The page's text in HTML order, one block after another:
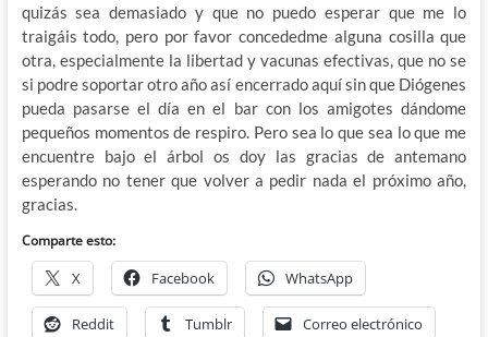
quizás sea demasiado y que no puedo esperar que me lo
traigáis todo, pero por favor concededme alguna cosilla que
otra, especialmente la libertad y vacunas efectivas, que no se
si podre soportar otro año así encerrado aquí sin que Diógenes
pueda pasarse el día en el bar con los amigotes dándome
pequeños momentos de respiro. Pero sea lo que sea lo que me
encuentre bajo el árbol os doy las gracias de antemano
esperando no tener que volver a pedir nada el próximo año,
gracias.
Comparte esto:
X Facebook WhatsApp
Reddit Tumblr Correo electrónico